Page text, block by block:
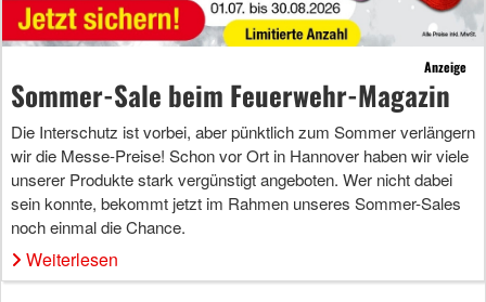
Anzeige
Sommer-Sale beim Feuerwehr-Magazin
Die Interschutz ist vorbei, aber pünktlich zum Sommer verlängern
wir die Messe-Preise! Schon vor Ort in Hannover haben wir viele
unserer Produkte stark vergünstigt angeboten. Wer nicht dabei
sein konnte, bekommt jetzt im Rahmen unseres Sommer-Sales
noch einmal die Chance.
Weiterlesen